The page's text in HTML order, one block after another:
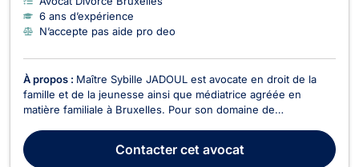
6 ans d’expérience
N’accepte pas aide pro deo
À propos : Maître Sybille JADOUL est avocate en droit de la
famille et de la jeunesse ainsi que médiatrice agréée en
matière familiale à Bruxelles. Pour son domaine de
JADOUL s'occupe de tout ce qui concerne les mariages,
séparation, cohabitation légale, divorce mais égalemen...
Contactercet avocat